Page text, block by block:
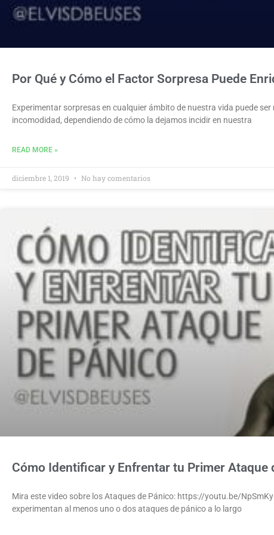
Por Qué y Cómo el Factor Sorpresa Puede
Experimentar sorpresas en cualquier ámbito de nuestra vida puede
incomodidad, dependiendo de cómo la dejamos incidir en nuestra
READ MORE »
diciembre 1, 2019 No hay comentarios
Cómo Identificar y Enfrentar tu Primer Ataque
Mira este video sobre los Ataques de Pánico: https://youtu.be/
experimentan al menos uno o dos ataques de pánico a lo largo